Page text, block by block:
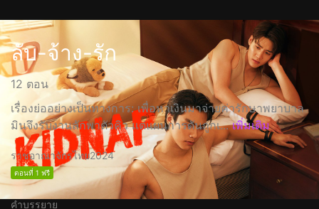
ลับ-จ้าง-รัก
12 ตอน
เรื่องย่ออย่างเป็นทางการ: เพื่อหาเงินมาจ่ายค่ารักษาพยาบาล
มินจึงรับงานลักพาตัวคิว แต่แผนการดันถูกเ... เพิ่มเติม
ราชอาณาจักรไทย2024
ตอนที่ 1 ฟรี
คำบรรยาย